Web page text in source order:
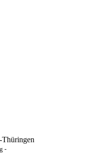
Thüringen
-